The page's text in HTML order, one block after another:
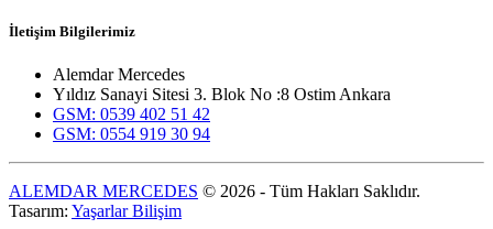
İletişim Bilgilerimiz
Alemdar Mercedes
Yıldız Sanayi Sitesi 3. Blok No :8 Ostim Ankara
GSM: 0539 402 51 42
GSM: 0554 919 30 94
ALEMDAR MERCEDES © 2026 - Tüm Hakları Saklıdır.
Tasarım: Yaşarlar Bilişim